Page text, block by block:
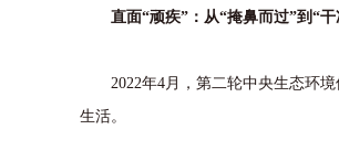
直面“顽疾”：从“掩鼻而过”到“干
2022年4月，第二轮中央生态环境
生活。